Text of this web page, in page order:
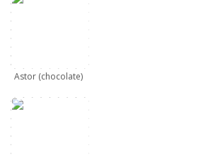
Astor (chocolate)